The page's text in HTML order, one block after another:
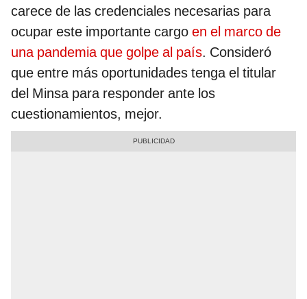
carece de las credenciales necesarias para
ocupar este importante cargo en el marco de
una pandemia que golpe al país. Consideró
que entre más oportunidades tenga el titular
del Minsa para responder ante los
cuestionamientos, mejor.